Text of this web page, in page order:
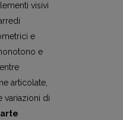
visivi
e
e
articolate,
variazioni di
arte